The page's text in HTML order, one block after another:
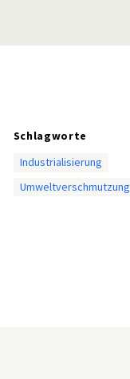
Schlagworte
Industrialisierung
Umweltverschmutzung